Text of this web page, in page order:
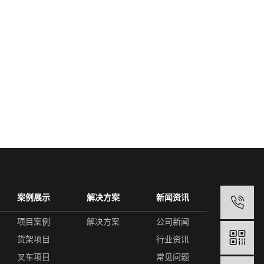
案例展示
项目案例
货架项目
叉车项目
解决方案
解决方案
新闻资讯
公司新闻
行业资讯
常见问题